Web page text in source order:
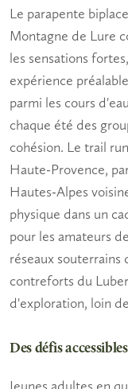
Le parapente
Montagne de Lure
les sensations
expérience
parmi les cours
chaque été des
cohésion. Le trail
Haute-Provence,
Hautes-Alpes
physique dans un
pour les amateurs
réseaux souterrains
contreforts du
d'exploration, loin
Des défis